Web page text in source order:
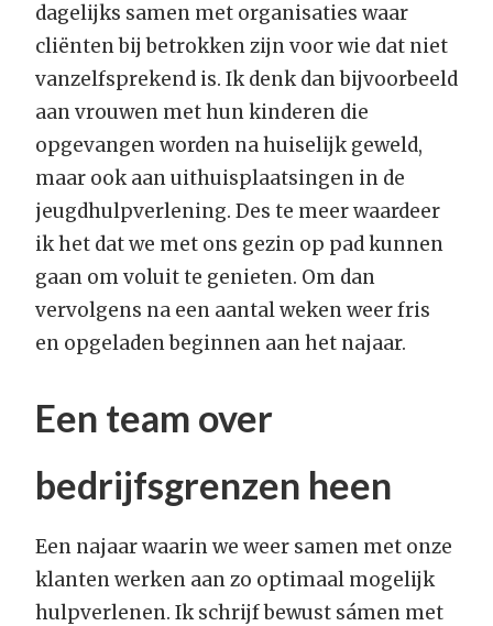
dagelijks samen met organisaties waar
cliënten bij betrokken zijn voor wie dat niet
vanzelfsprekend is. Ik denk dan bijvoorbeeld
aan vrouwen met hun kinderen die
opgevangen worden na huiselijk geweld,
maar ook aan uithuisplaatsingen in de
jeugdhulpverlening. Des te meer waardeer
ik het dat we met ons gezin op pad kunnen
gaan om voluit te genieten. Om dan
vervolgens na een aantal weken weer fris
en opgeladen beginnen aan het najaar.
Een team over
bedrijfsgrenzen heen
Een najaar waarin we weer samen met onze
klanten werken aan zo optimaal mogelijk
hulpverlenen. Ik schrijf bewust sámen met